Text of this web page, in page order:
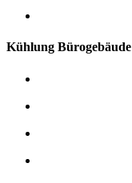
Kühlung